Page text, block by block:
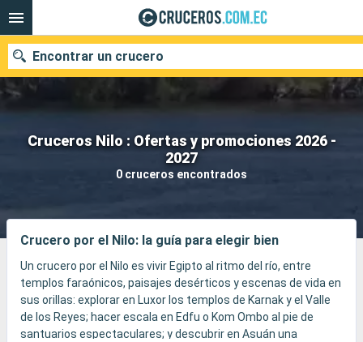
Cruceros Nilo : Ofertas y promociones 2026 -
2027
0 cruceros encontrados
Encontrar un crucero
Nuestros destinos
Fecha de salida
Puertos Compañías
Buscar
Crucero por el Nilo: la guía para elegir bien
Un crucero por el Nilo es vivir Egipto al ritmo del río, entre
templos faraónicos, paisajes desérticos y escenas de vida en
sus orillas: explorar en Luxor los templos de Karnak y el Valle
de los Reyes; hacer escala en Edfu o Kom Ombo al pie de
santuarios espectaculares; y descubrir en Asuán una